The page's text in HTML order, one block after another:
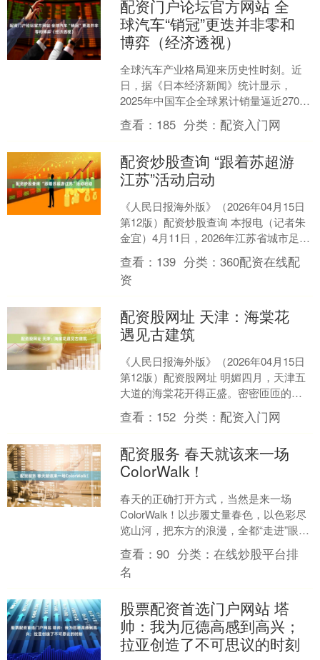
配资门户论坛官方网站 全
球汽车“销冠”更迭并非零和
博弈（经济透视）
全球汽车产业格局迎来历史性时刻。近
日，据《日本经济新闻》统计显示，
2025年中国车企全球累计销量逼近2700
万辆，超越日本车企的约2500万辆，终
结了日本自20....
查看： 185 分类：配资入门网
配资炒股查询 “跟着苏超游
江苏”活动启动
《人民日报海外版》（2026年04月15日
第12版）配资炒股查询 本报电（记者朱
金宜）4月11日，2026年江苏省城市足球
联赛（以下简称“苏超”）开赛，常州队
主....
查看： 139 分类：360配资在线配
资
配资股网址 天津：海棠花
遇见古建筑
《人民日报海外版》（2026年04月15日
第12版）配资股网址 明媚四月，天津五
大道的海棠花开得正盛。密密匝匝的西
府海棠缀满枝头，连成一道粉白色的花
海，春风拂过....
查看： 152 分类：配资入门网
配资服务 春天就该来一场
ColorWalk！
春天的正确打开方式，当然是来一场
ColorWalk！以步履丈量春色，以色彩尽
览山河，把东方的浪漫，全都“走进”眼
里。....
查看：90 分类：在线炒股平台排
名
股票配资首选门户网站 塔
帅：我为厄德高感到高兴；
拉亚创造了不可思议的时刻